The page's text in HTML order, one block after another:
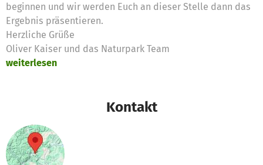
beginnen und wir werden Euch an dieser Stelle dann das
Ergebnis präsentieren.
Herzliche Grüße
Oliver Kaiser und das Naturpark Team
weiterlesen
Kontakt